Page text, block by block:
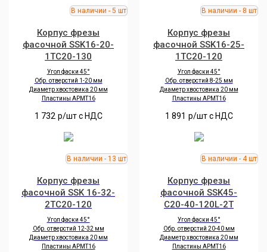
Корпус фрезы
фасочной SSK16-20-
1TC20-130
Угол фаски 45°
Обр. отверстий 1-20 мм
Диаметр хвостовика 20 мм
Пластины APMT16
1 732 р/шт c НДС
Корпус фрезы
фасочной SSK16-25-
1TC20-120
Угол фаски 45°
Обр. отверстий 8-25 мм
Диаметр хвостовика 20 мм
Пластины APMT16
1 891 р/шт c НДС
Корпус фрезы
фасочной SSK 16-32-
2TC20-120
Угол фаски 45°
Обр. отверстий 12-32 мм
Диаметр хвостовика 20 мм
Пластины APMT16
Корпус фрезы
фасочной SSK45-
C20-40-120L-2T
Угол фаски 45°
Обр. отверстий 20-40 мм
Диаметр хвостовика 20 мм
Пластины APMT16